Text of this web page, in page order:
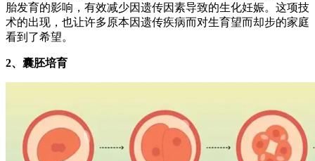
胎发育的影响，有效减少因遗传因素导致的生化妊娠。这项技
术的出现，也让许多原本因遗传疾病而对生育望而却步的家庭
看到了希望。
2、囊胚培育